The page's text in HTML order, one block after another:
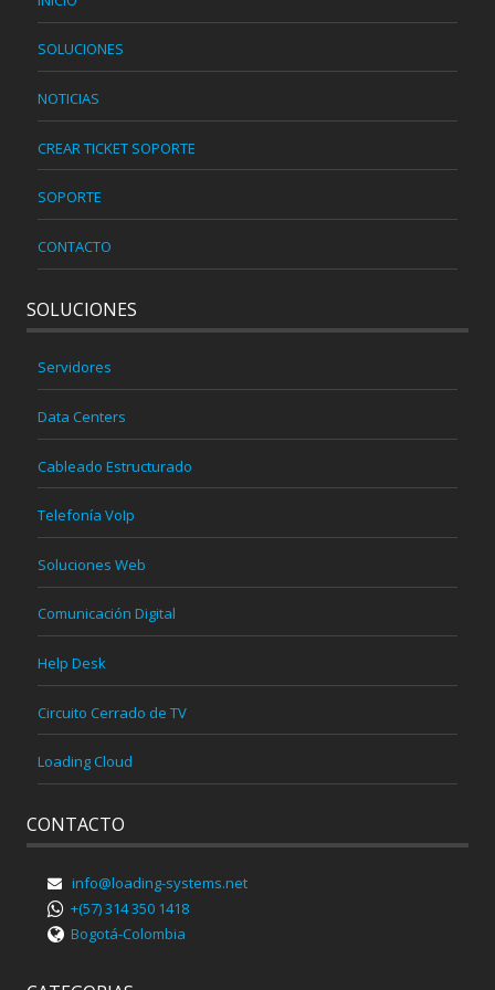
SOLUCIONES
NOTICIAS
CREAR TICKET SOPORTE
SOPORTE
CONTACTO
SOLUCIONES
Servidores
Data Centers
Cableado Estructurado
Telefonía VoIp
Soluciones Web
Comunicación Digital
Help Desk
Circuito Cerrado de TV
Loading Cloud
CONTACTO
info@loading-systems.net
+(57) 314 350 1418
Bogotá-Colombia